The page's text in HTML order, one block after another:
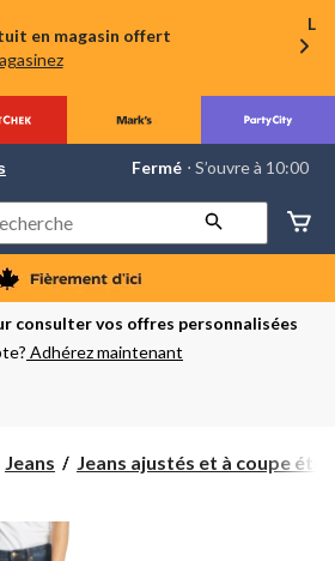
en magasin offert
La
préféré
Toronto
Stockyards,
courament
Fermé,
S’ouvre
à
Fermé ⋅ S’ouvre à 10:00
consulter vos offres personnalisées
Adhérez maintenant
Jeans Jeans ajustés et à coupe étr...